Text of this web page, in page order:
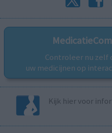
Controleer nu zelf
uw medicijnen op
Kijk hier voor